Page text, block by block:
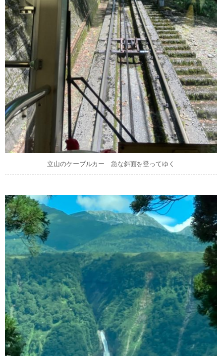
立山のケーブルカー 急な斜面を登ってゆく